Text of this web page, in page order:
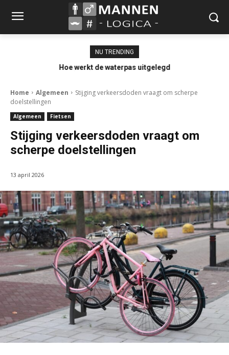
NU TRENDING
Hoe werkt de waterpas uitgelegd
Home Algemeen
Stijging verkeersdoden vraagt om scherpe
doelstellingen
Algemeen Fietsen
Stijging verkeersdoden vraagt om
scherpe doelstellingen
13 april 2026